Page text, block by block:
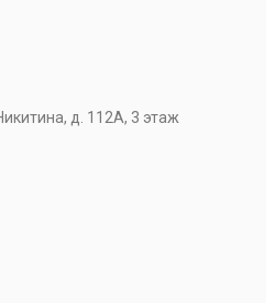
д. 112А, 3 этаж